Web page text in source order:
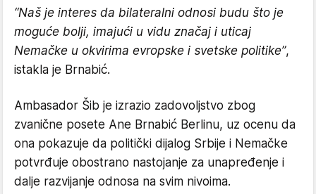
“Naš je interes da bilateralni odnosi budu što je
moguće bolji, imajući u vidu značaj i uticaj
Nemačke u okvirima evropske i svetske politike”,
istakla je Brnabić.
Ambasador Šib je izrazio zadovoljstvo zbog
zvanične posete Ane Brnabić Berlinu, uz ocenu da
ona pokazuje da politički dijalog Srbije i Nemačke
potvrđuje obostrano nastojanje za unapređenje i
dalje razvijanje odnosa na svim nivoima.